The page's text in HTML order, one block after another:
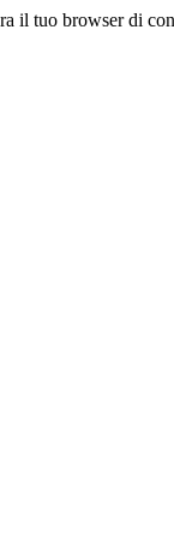
il tuo browser di